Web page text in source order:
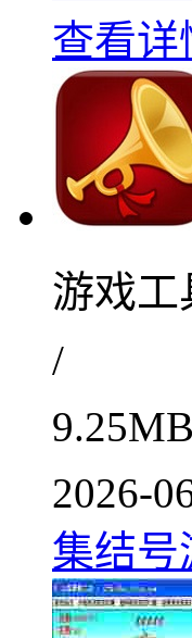
查看详
游戏工
/
9.25MB
2026-
集结号